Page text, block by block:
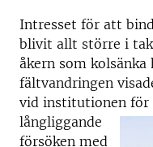
Intresset för att
blivit allt större i
åkern som kolsänka
fältvandringen
vid institutionen för
långliggande
försöken med